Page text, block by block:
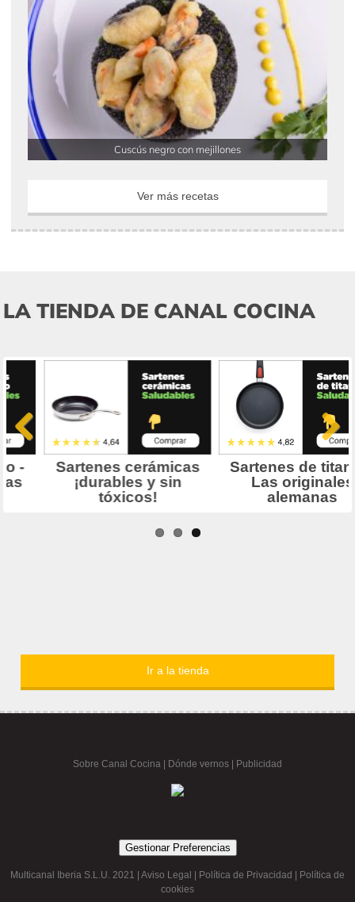
Cuscús negro con mejillones
Ver más recetas
LA TIENDA DE CANAL COCINA
Ir a la tienda
Sobre Canal Cocina Dónde vernos | Publicidad
Gestionar Preferencias
Multicanal Iberia S.L.U. 2021 | Aviso Legal Política de Privacidad
Política de
cookies